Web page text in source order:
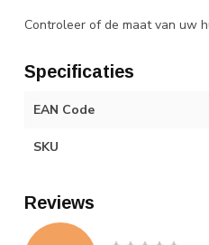
Controleer of de maat van uw
Specificaties
EAN Code
SKU
Reviews